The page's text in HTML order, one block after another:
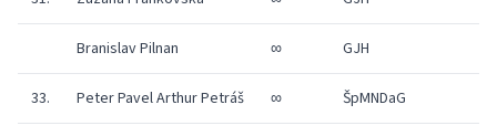
Branislav Pilnan ∞ GJH
33. Peter Pavel Arthur Petráš ∞ ŠpMNDaG